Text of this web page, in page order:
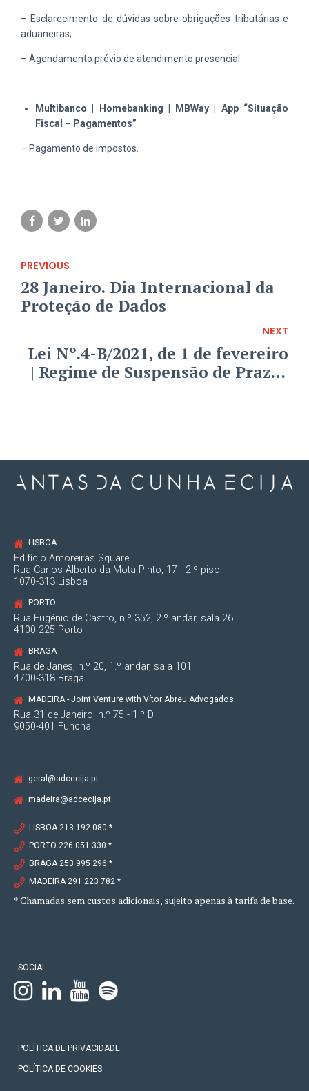
– Esclarecimento de dúvidas sobre obrigações tributárias e
aduaneiras;
– Agendamento prévio de atendimento presencial.
Multibanco | Homebanking | MBWay | App “Situação
Fiscal – Pagamentos”
– Pagamento de impostos.
PREVIOUS
28 Janeiro. Dia Internacional da
Proteção de Dados
NEXT
Lei Nº.4-B/2021, de 1 de fevereiro
| Regime de Suspensão de Prazos
LISBOA
Edifício Amoreiras Square
Rua Carlos Alberto da Mota Pinto, 17 - 2.º piso
1070-313 Lisboa
PORTO
Rua Eugénio de Castro, n.º 352, 2.º andar, sala 26
4100-225 Porto
BRAGA
Rua de Janes, n.º 20, 1.º andar, sala 101
4700-318 Braga
MADEIRA - Joint Venture with Vítor Abreu Advogados
Rua 31 de Janeiro, n.º 75 - 1.º D
9050-401 Funchal
geral@adcecija.pt
madeira@adcecija.pt
LISBOA 213 192 080 *
PORTO 226 051 330 *
BRAGA 253 995 296 *
MADEIRA 291 223 782 *
* Chamadas sem custos adicionais, sujeito apenas à tarifa de base.
SOCIAL
POLÍTICA DE PRIVACIDADE
POLÍTICA DE COOKIES